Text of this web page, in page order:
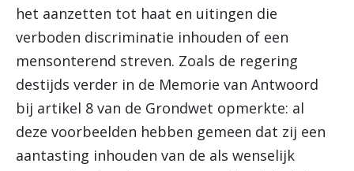
het aanzetten tot haat en uitingen die
verboden discriminatie inhouden of een
mensonterend streven. Zoals de regering
destijds verder in de Memorie van Antwoord
bij artikel 8 van de Grondwet opmerkte: al
deze voorbeelden hebben gemeen dat zij een
aantasting inhouden van de als wenselijk